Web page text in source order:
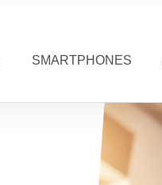
SMARTPHONES